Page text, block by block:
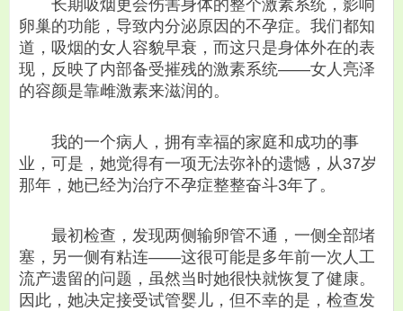
长期吸烟更会伤害身体的整个激素系统，影响
卵巢的功能，导致内分泌原因的不孕症。我们都知
道，吸烟的女人容貌早衰，而这只是身体外在的表
现，反映了内部备受摧残的激素系统——女人亮泽
的容颜是靠雌激素来滋润的。
我的一个病人，拥有幸福的家庭和成功的事
业，可是，她觉得有一项无法弥补的遗憾，从37岁
那年，她已经为治疗不孕症整整奋斗3年了。
最初检查，发现两侧输卵管不通，一侧全部堵
塞，另一侧有粘连——这很可能是多年前一次人工
流产遗留的问题，虽然当时她很快就恢复了健康。
因此，她决定接受试管婴儿，但不幸的是，检查发